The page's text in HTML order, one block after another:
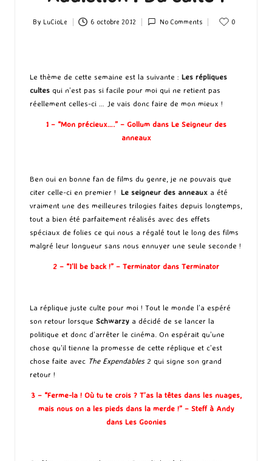
Posted
By LuCioLe 6 octobre 2012 No Comments 0
Le thème de cette semaine est la suivante : Les répliques
cultes qui n’est pas si facile pour moi qui ne retient pas
réellement celles-ci … Je vais donc faire de mon mieux !
1 – “Mon précieux….” – Gollum dans Le Seigneur des
anneaux
Ben oui en bonne fan de films du genre, je ne pouvais que
citer celle-ci en premier ! Le seigneur des anneaux a été
vraiment une des meilleures trilogies faites depuis longtemps,
tout a bien été parfaitement réalisés avec des effets
spéciaux de folies ce qui nous a régalé tout le long des films
malgré leur longueur sans nous ennuyer une seule seconde !
2 – “I’ll be back !” – Terminator dans Terminator
La réplique juste culte pour moi ! Tout le monde l’a espéré
son retour lorsque Schwarzy a décidé de se lancer la
politique et donc d’arrêter le cinéma. On espérait qu’une
chose qu’il tienne la promesse de cette réplique et c’est
chose faite avec The Expendables2 qui signe son grand
retour !
3 – “Ferme-la ! Où tu te crois ? T’as la têtes dans les nuages,
mais nous on a les pieds dans la merde !” – Steff à Andy
dans Les Goonies